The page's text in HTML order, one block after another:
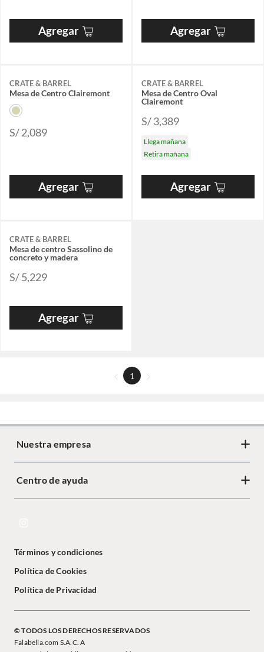
Agregar Agregar
CRATE & BARREL
Mesa de Centro Clairemont
S/ 2,089
Agregar
CRATE & BARREL
Mesa de Centro Oval
Clairemont
S/ 3,389
Llega mañana
Retira mañana
Agregar
CRATE & BARREL
Mesa de centro Sassolino de
concreto y madera
S/ 5,229
Agregar
1
Nuestra empresa
Centro de ayuda
Términos y condiciones
Política de Cookies
Política de Privacidad
© TODOS LOS DERECHOS RESERVADOS
Falabella.com S.A.C. A